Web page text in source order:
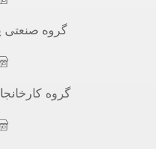
گروه صنعتی
گروه